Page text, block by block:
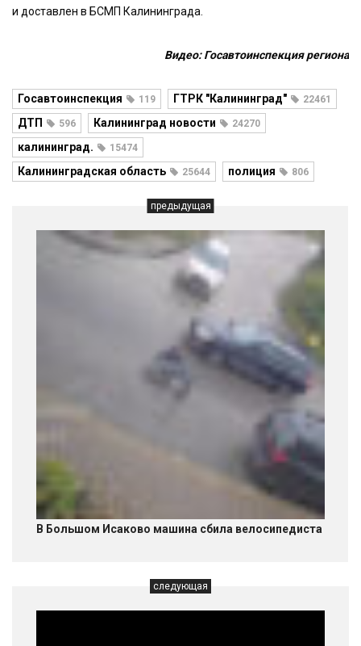
и доставлен в БСМП Калининграда.
Видео: Госавтоинспекция региона
Госавтоинспекция 119 ГТРК "Калининград" 22461
ДТП 596 Калининград новости 24270
калининград. 15474
Калининградская область 25644 полиция 806
предыдущая
В Большом Исаково машина сбила велосипедиста
следующая